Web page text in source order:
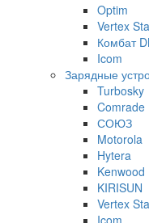
Optim
Vertex
Комбат
Icom
Зарядные
Turbosky
Comrade
СОЮЗ
Motorola
Hytera
Kenwood
KIRISUN
Vertex
Icom